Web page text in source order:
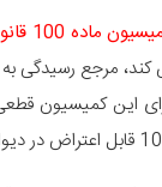
ماده 100 قانون شهرداری